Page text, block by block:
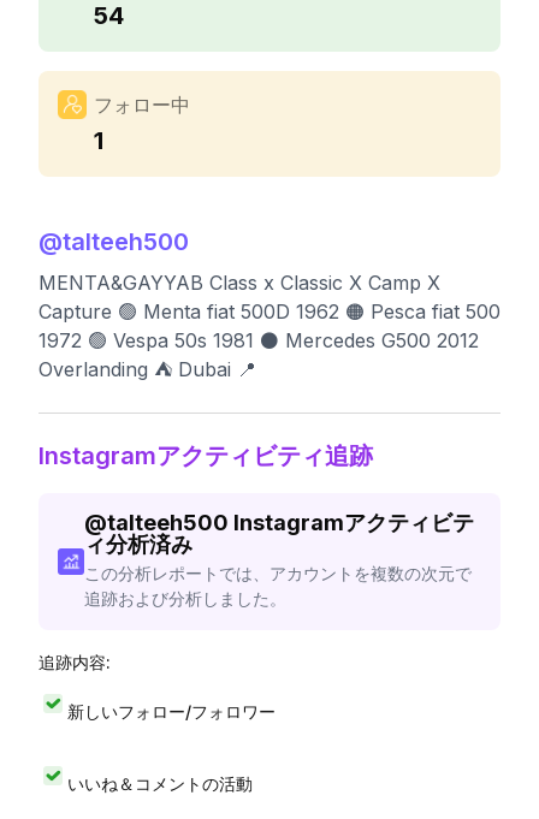
54
フォロー中
1
@talteeh500
MENTA&GAYYAB Class x Classic X Camp X
Capture 🟢 Menta fiat 500D 1962 🟠 Pesca fiat 500
1972 🟢 Vespa 50s 1981 ⚫️ Mercedes G500 2012
Overlanding ⛺️ Dubai 📍
Instagramアクティビティ追跡
@talteeh500 Instagramアクティビテ
ィ分析済み
この分析レポートでは、アカウントを複数の次元で
追跡および分析しました。
追跡内容:
新しいフォロー/フォロワー
いいね＆コメントの活動